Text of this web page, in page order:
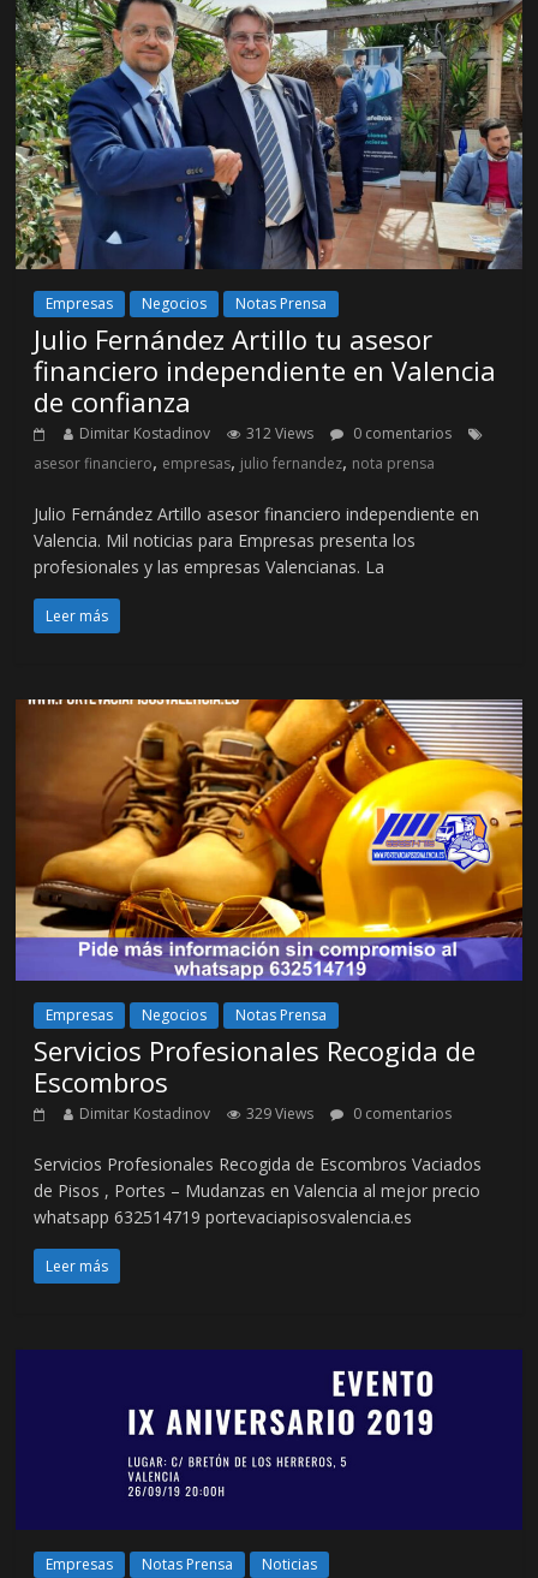
Empresas Negocios Notas Prensa
Julio Fernández Artillo tu asesor
financiero independiente en Valencia
de confianza
Dimitar Kostadinov 312 Views
0 comentarios
asesor financiero, empresas, julio fernandez, nota prensa
Julio Fernández Artillo asesor financiero independiente en
Valencia. Mil noticias para Empresas presenta los
profesionales y las empresas Valencianas. La
Leer más
Empresas Negocios Notas Prensa
Servicios Profesionales Recogida de
Escombros
Dimitar Kostadinov 329 Views 0 comentarios
Servicios Profesionales Recogida de Escombros Vaciados
de Pisos , Portes – Mudanzas en Valencia al mejor precio
whatsapp 632514719 portevaciapisosvalencia.es
Leer más
Empresas Notas Prensa Noticias